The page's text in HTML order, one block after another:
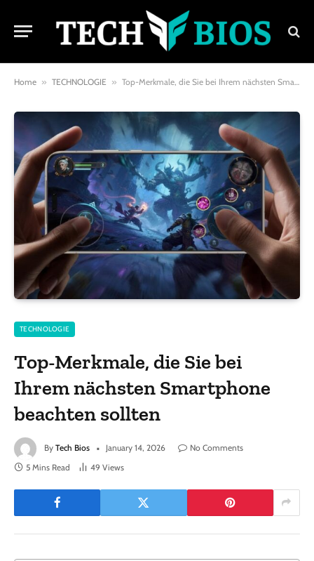
Home » TECHNOLOGIE » Top-Merkmale, die Sie bei Ihrem nächsten Smartphone beachten sollten
TECHNOLOGIE
Top-Merkmale, die Sie bei
Ihrem nächsten Smartphone
beachten sollten
By Tech Bios January 14, 2026
No Comments
5 Mins Read
49 Views